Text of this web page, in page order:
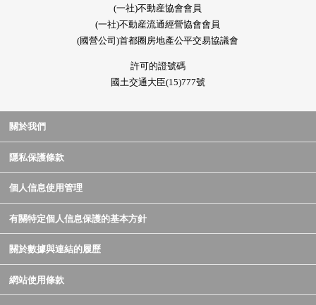
(一社)不動産協會會員
(一社)不動産流通經營協會會員
(國營公司)首都圈房地產公平交易協議會
許可的證號碼
國土交通大臣(15)777號
關於我們
隱私保護條款
個人信息使用管理
有關特定個人信息保護的基本方針
關於數據與連結的履歷
網站使用條款